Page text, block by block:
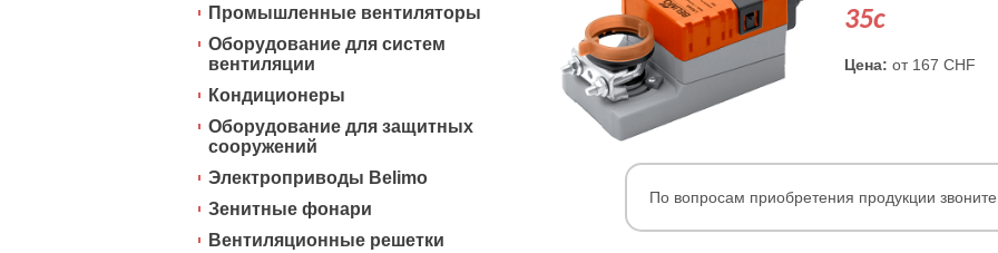
35с
Цена: от 167 CHF
По вопросам приобретения продукции
Промышленные вентиляторы
Оборудование для систем
вентиляции
Кондиционеры
Оборудование для защитных
сооружений
Электроприводы Belimo
Зенитные фонари
Вентиляционные решетки